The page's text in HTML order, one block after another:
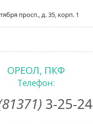
просп., д. 35, корп. 1
ОРЕОЛ, ПКФ
Телефон:
3-25-24